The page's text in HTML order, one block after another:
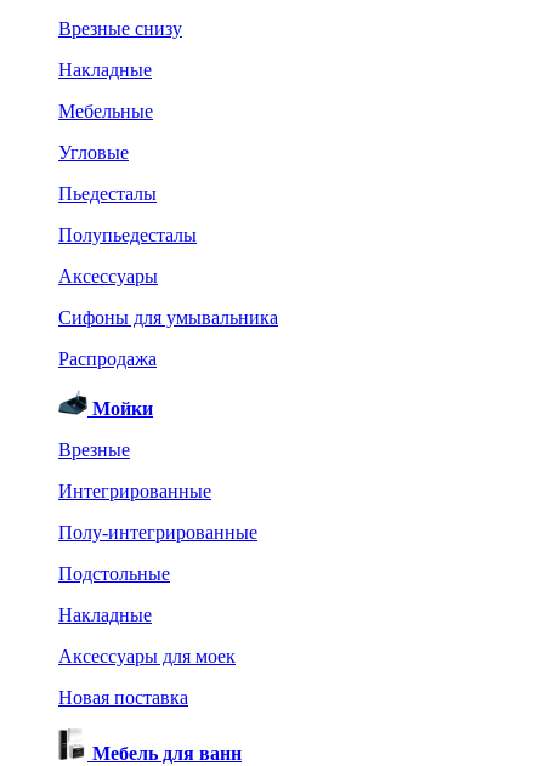
Врезные снизу
Накладные
Мебельные
Угловые
Пьедесталы
Полупьедесталы
Аксессуары
Сифоны для умывальника
Распродажа
Мойки
Врезные
Интегрированные
Полу-интегрированные
Подстольные
Накладные
Аксессуары для моек
Новая поставка
Мебель для ванн